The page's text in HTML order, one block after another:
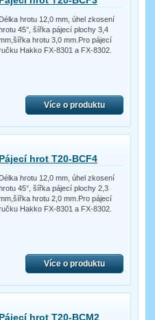
Délka hrotu 12,0 mm, úhel zkosení
hrotu 45°, šířka pájecí plochy 3,4
hrotu 3,0 mm.Pro pájecí
Hakko FX-8301 a FX-8302.
Více o produktu
Pájecí hrot T20-BCF4
Délka hrotu 12,0 mm, úhel zkosení
hrotu 45°, šířka pájecí plochy 2,3
hrotu 2,0 mm.Pro pájecí
Hakko FX-8301 a FX-8302.
Více o produktu
Pájecí hrot T20-BCM2